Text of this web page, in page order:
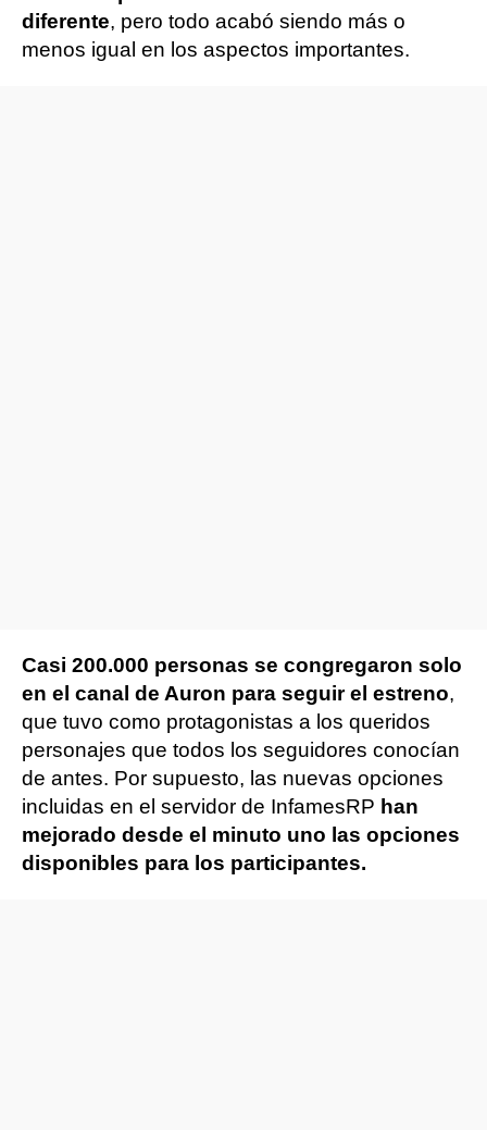
diferente, pero todo acabó siendo más o
menos igual en los aspectos importantes.
Casi 200.000 personas se congregaron solo
en el canal de Auron para seguir el estreno,
que tuvo como protagonistas a los queridos
personajes que todos los seguidores conocían
de antes. Por supuesto, las nuevas opciones
incluidas en el servidor de InfamesRP han
mejorado desde el minuto uno las opciones
disponibles para los participantes.